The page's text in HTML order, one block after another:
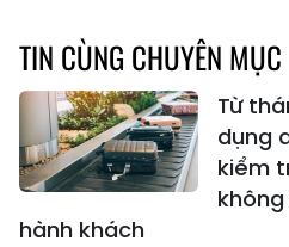
TIN CÙNG CHUYÊN MỤC
Từ
dụng
kiểm
hành khách